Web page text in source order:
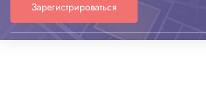
Зарегистрироваться